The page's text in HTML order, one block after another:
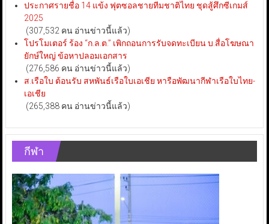
ประกาศรายชื่อ 14 แข้ง ฟุตซอลชายทีมชาติไทย ชุดสู้ศึกซีเกมส์
2025
(307,532 คน อ่านข่าวนี้แล้ว)
โปรโมเตอร์ ร้อง “ก.ล.ต.” เพิกถอนการรับจดทะเบียน บ.สื่อโฆษณา
ยักษ์ใหญ่ ข้อหาปลอมเอกสาร
(276,586 คน อ่านข่าวนี้แล้ว)
ส.เรือใบ ต้อนรับ สหพันธ์เรือใบเอเชีย หารือพัฒนากีฬาเรือใบไทย-
เอเชีย
(265,388 คน อ่านข่าวนี้แล้ว)
กีฬา